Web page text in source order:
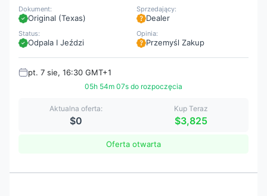
Sprzedający:
Dealer
Dokument:
Original (Texas)
Status:
Odpala I Jeździ
Opinia:
Przemyśl Zakup
pt. 7 sie, 16:30 GMT+1
05h 54m 05s do rozpoczęcia
Aktualna oferta:
$0
Kup Teraz
$3,825
Oferta otwarta